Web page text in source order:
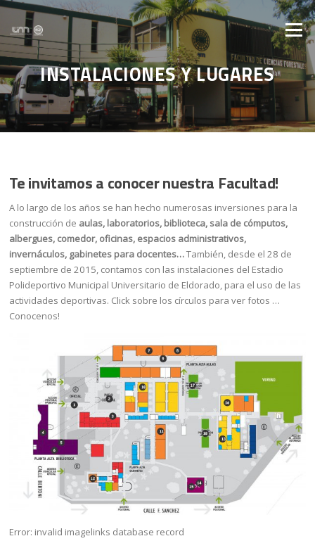
Saltar al contenido
Menú
INSTALACIONES Y LUGARES
Te invitamos a conocer nuestra Facultad!
A lo largo de los años se han hecho numerosas inversiones para la
construcción de aulas, laboratorios, biblioteca, sala de cómputos,
albergues, comedor, oficinas, espacios administrativos,
invernáculos, gabinetes para docentes…También, desde el 28 de
septiembre de 2015, contamos con las instalaciones del Estadio
Polideportivo Municipal Universitario de Eldorado, para el uso de las
actividades deportivas. Click sobre los círculos para ver fotos …
Conocenos!
Error: invalid imagelinks database record